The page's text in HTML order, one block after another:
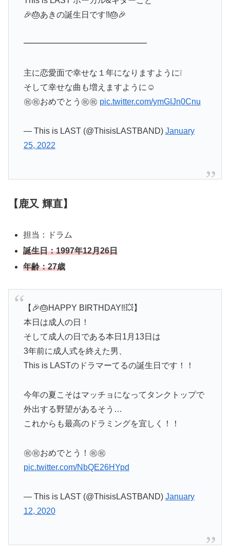
🎉🎂あきの誕生日です‼️🎂🎉
━━━━━━━━━━━━━━━
主に恋愛面で幸せな１年になりますように❕
そして幸せな曲も増えますように☺︎
㊗️㊗️おめでとう㊗️㊗ pic.twitter.com/ymGIJn0Cnu
— This is LAST (@ThisisLASTBAND) January
25, 2022
【鹿又 輝直】
担当：ドラム
誕生日：1997年12月26日
年齢：27歳
【🎉🎂HAPPY BIRTHDAY‼︎💥】
本日は成人の日！
そして成人の日である本日1月13日は
3年前に成人式を終えた男、
This is LASTのドラマーてるの誕生日です！！
今年の夏こそはマッチョになってタンクトップで
外出する野望があるそう…
これからも最高のドラミングを宜しく！！
㊗️㊗️おめでとう！㊗️㊗️
pic.twitter.com/NbQE26HYpd
— This is LAST (@ThisisLASTBAND) January
12, 2020